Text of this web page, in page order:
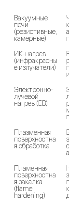
Вакуумные
печи
(резистивные,
камерные)
ИК-нагрев
(инфракрасны
е излучатели)
Электронно-
лучевой
нагрев (EB)
Плазменная
поверхностна
я обработка
Пламенная
поверхностна
я закалка
(flame
hardening)